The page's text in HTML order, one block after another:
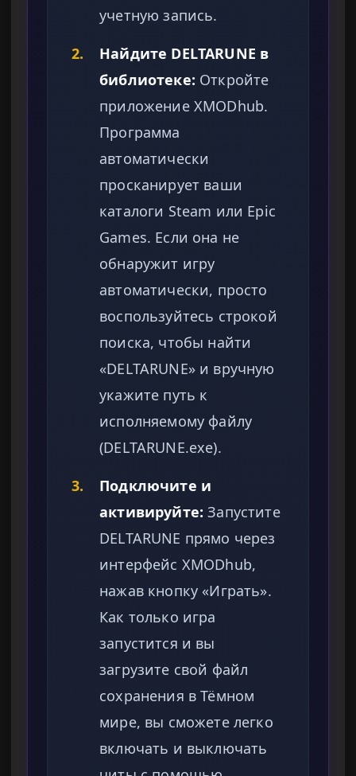
учетную запись.
2.
Найдите DELTARUNE в
библиотеке: Откройте
приложение XMODhub.
Программа
автоматически
просканирует ваши
каталоги Steam или Epic
Games. Если она не
обнаружит игру
автоматически, просто
воспользуйтесь строкой
поиска, чтобы найти
«DELTARUNE» и вручную
укажите путь к
исполняемому файлу
(DELTARUNE.exe).
3.
Подключите и
активируйте: Запустите
DELTARUNE прямо через
интерфейс XMODhub,
нажав кнопку «Играть».
Как только игра
запустится и вы
загрузите свой файл
сохранения в Тёмном
мире, вы сможете легко
включать и выключать